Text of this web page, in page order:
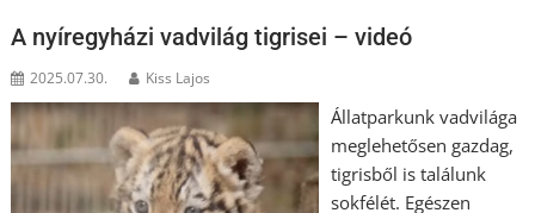
A nyíregyházi vadvilág tigrisei – videó
2025.07.30. Kiss Lajos
Állatparkunk vadvilága
meglehetősen gazdag,
tigrisből is találunk
sokfélét. Egészen